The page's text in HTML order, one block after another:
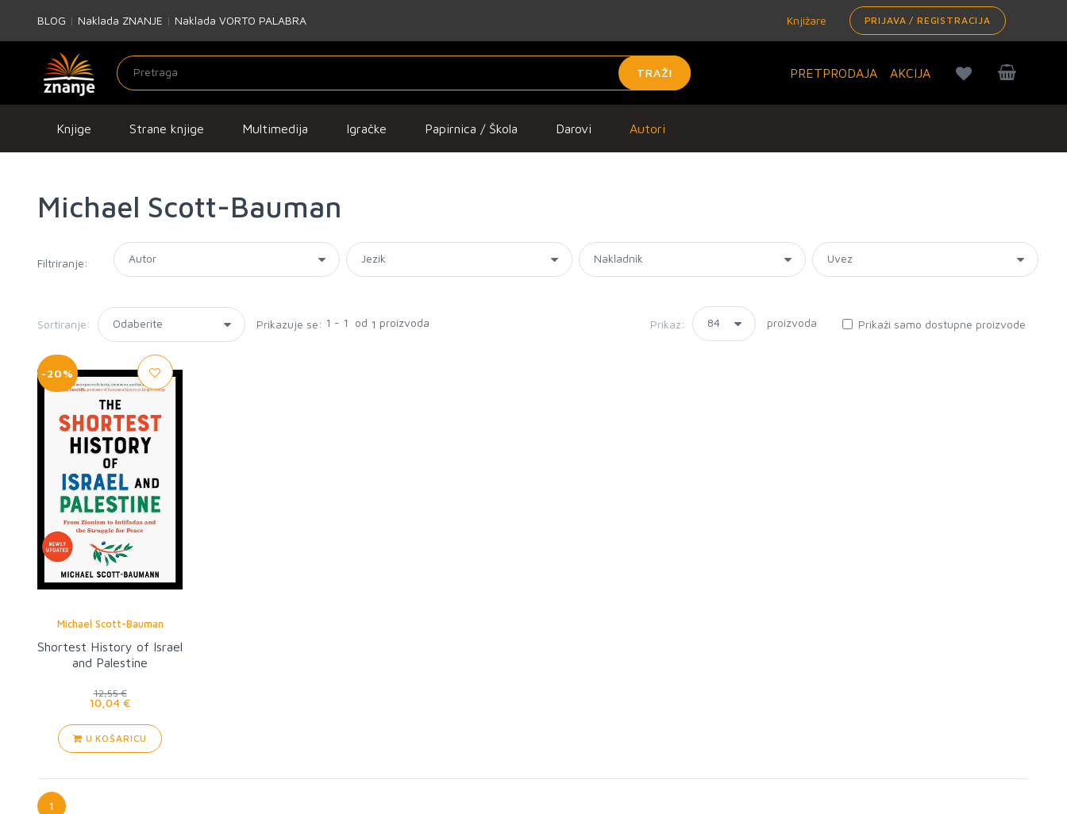
BLOG | Naklada ZNANJE | Naklada VORTO PALABRA Knjižare PRIJAVA / REGISTRACIJA
TRAŽI PRETPRODAJA AKCIJA
Knjige Strane knjige Multimedija Igračke Papirnica / Škola Darovi Autori
Michael Scott-Bauman
Filtriranje:
Sortiranje: Prikazuje se: 1 - 1 od 1 proizvoda Prikaz: proizvoda Prikaži samo dostupne proizvode
-20%
Michael Scott-Bauman
Shortest History of Israel
and Palestine
12,55 €
10,04 €
U KOŠARICU
1